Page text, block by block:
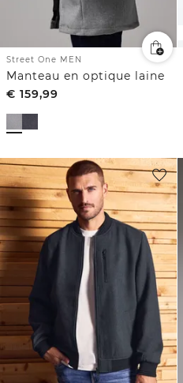
Street One MEN
Manteau en optique laine
€ 159,99